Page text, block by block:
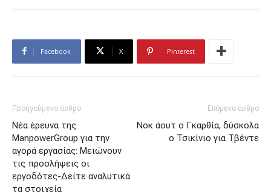
Facebook X Pinterest
Προηγούμενο άρθρο
Νέα έρευνα της
ManpowerGroup για την
αγορά εργασίας: Μειώνουν
τις προσλήψεις οι
εργοδότες-Δείτε αναλυτικά
τα στοιχεία
Επόμενο άρθρο
Νοκ άουτ ο Γκαρθία, δύσκολα
ο Τσικίνιο για Τβέντε